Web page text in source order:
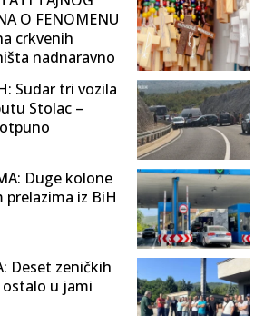
O FENOMENU
crkvenih
nadnaravno
Sudar tri vozila
Stolac –
Duge kolone
iz BiH
Deset zeničkih
u jami